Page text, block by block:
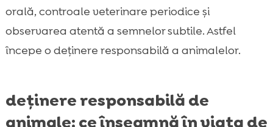
orală, controale veterinare periodice și
observarea atentă a semnelor subtile. Astfel
începe o deținere responsabilă a animalelor.
deținere responsabilă de
animale: ce înseamnă în viața de